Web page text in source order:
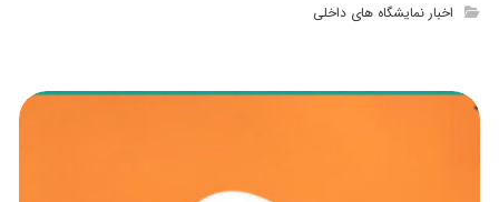
اخبار نمایشگاه های داخلی